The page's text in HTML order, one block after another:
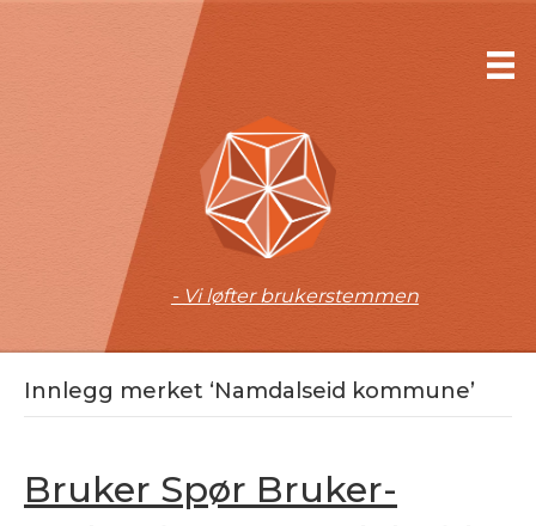
- Vi løfter brukerstemmen
Innlegg merket ‘Namdalseid kommune’
Bruker Spør Bruker-